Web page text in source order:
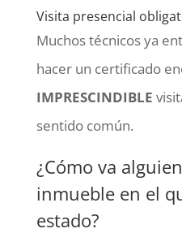
Visita presencial
Muchos técnicos ya
hacer un certificado
IMPRESCINDIBLE
sentido común.
¿Cómo va
inmueble en el
estado?